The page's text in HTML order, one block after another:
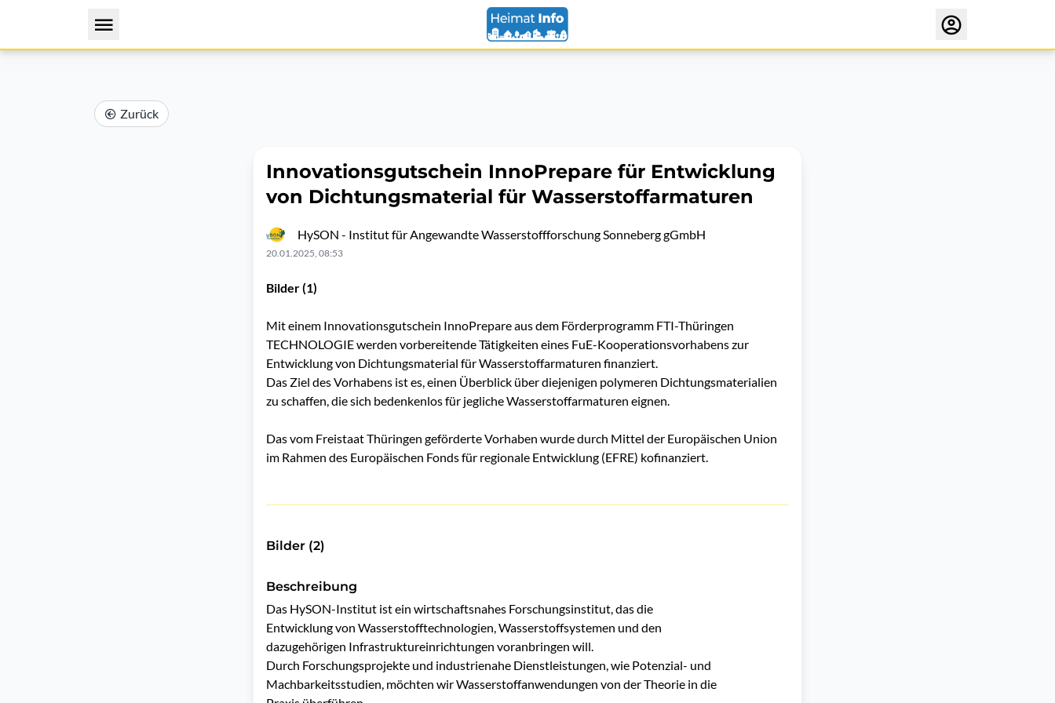
Zurück
Innovationsgutschein InnoPrepare für Entwicklung
von Dichtungsmaterial für Wasserstoffarmaturen
HySON - Institut für Angewandte Wasserstoffforschung Sonneberg gGmbH
20.01.2025, 08:53
Bilder (1)
Mit einem Innovationsgutschein InnoPrepare aus dem Förderprogramm FTI-Thüringen
TECHNOLOGIE werden vorbereitende Tätigkeiten eines FuE-Kooperationsvorhabens zur
Entwicklung von Dichtungsmaterial für Wasserstoffarmaturen finanziert.
Das Ziel des Vorhabens ist es, einen Überblick über diejenigen polymeren Dichtungsmaterialien
zu schaffen, die sich bedenkenlos für jegliche Wasserstoffarmaturen eignen.
Das vom Freistaat Thüringen geförderte Vorhaben wurde durch Mittel der Europäischen Union
im Rahmen des Europäischen Fonds für regionale Entwicklung (EFRE) kofinanziert.
Bilder (2)
Beschreibung
Das HySON-Institut ist ein wirtschaftsnahes Forschungsinstitut, das die
Entwicklung von Wasserstofftechnologien, Wasserstoffsystemen und den
dazugehörigen Infrastruktureinrichtungen voranbringen will.
Durch Forschungsprojekte und industrienahe Dienstleistungen, wie Potenzial- und
Machbarkeitsstudien, möchten wir Wasserstoffanwendungen von der Theorie in die